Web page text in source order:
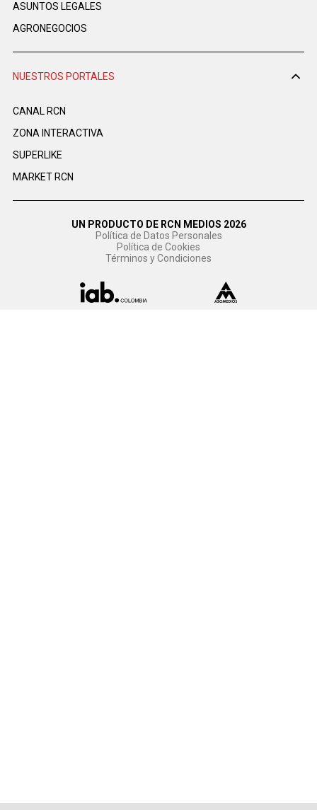
ASUNTOS LEGALES
AGRONEGOCIOS
NUESTROS PORTALES
CANAL RCN
ZONA INTERACTIVA
SUPERLIKE
MARKET RCN
UN PRODUCTO DE RCN MEDIOS 2026
Política de Datos Personales
Política de Cookies
Términos y Condiciones